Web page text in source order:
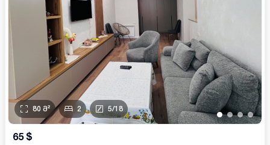
••••
80 მ² 2 5/18
65 $